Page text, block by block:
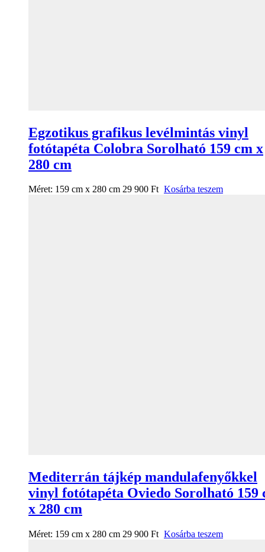
Egzotikus grafikus levélmintás vinyl
fotótapéta Colobra Sorolható 159 cm x
280 cm
Méret: 159 cm x 280 cm 29 900 Ft Kosárba teszem
Mediterrán tájkép mandulafenyőkkel
vinyl fotótapéta Oviedo Sorolható 159
x 280 cm
Méret: 159 cm x 280 cm 29 900 Ft Kosárba teszem